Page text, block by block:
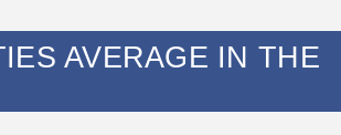
AVERAGE IN THE